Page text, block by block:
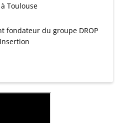
Toulouse
fondateur du groupe DROP